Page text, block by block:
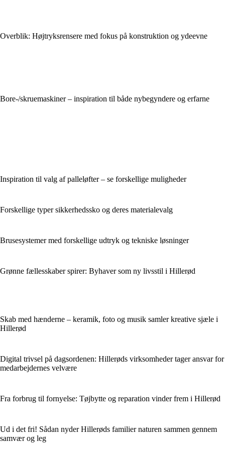
Overblik: Højtryksrensere med fokus på konstruktion og ydeevne
Bore-/skruemaskiner – inspiration til både nybegyndere og erfarne
Inspiration til valg af palleløfter – se forskellige muligheder
Forskellige typer sikkerhedssko og deres materialevalg
Brusesystemer med forskellige udtryk og tekniske løsninger
Grønne fællesskaber spirer: Byhaver som ny livsstil i Hillerød
Skab med hænderne – keramik, foto og musik samler kreative sjæle i
Hillerød
Digital trivsel på dagsordenen: Hillerøds virksomheder tager ansvar for
medarbejdernes velvære
Fra forbrug til fornyelse: Tøjbytte og reparation vinder frem i Hillerød
Ud i det fri! Sådan nyder Hillerøds familier naturen sammen gennem
samvær og leg